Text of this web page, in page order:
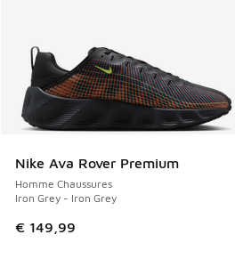
Nike Ava Rover Premium
Homme Chaussures
Iron Grey - Iron Grey
€ 149,99